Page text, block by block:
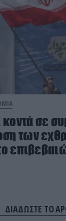
κοντά σε
των
ΔΙΑΔΩΣΤΕ ΤΟ